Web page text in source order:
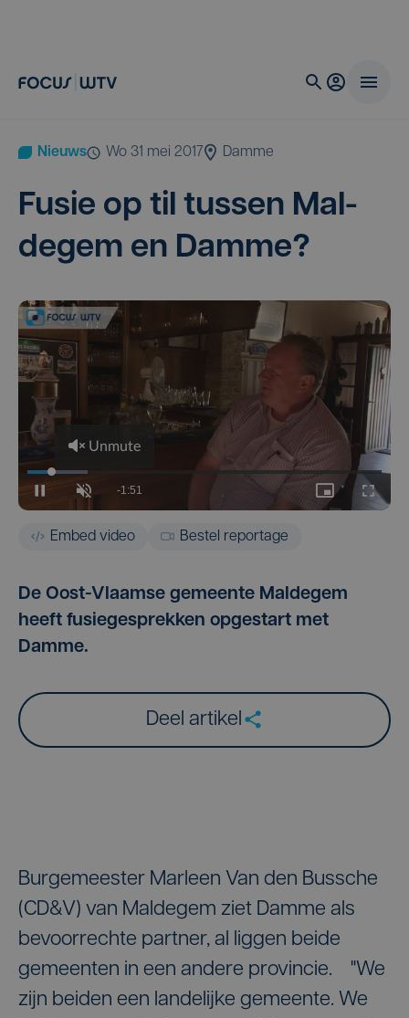
Nieuws wo 31 mei 2017 Damme
Fusie op til tus­sen Mal­
de­gem en Damme?
Embed video Bestel reportage
De Oost-Vlaamse gemeente Maldegem
heeft fusiegesprekken opgestart met
Damme.
Deel artikel
Burgemeester Marleen Van den Bussche
(CD&V) van Maldegem ziet Damme als
bevoorrechte partner, al liggen beide
gemeenten in een andere provincie. "We
zijn beiden een landelijke gemeente. We